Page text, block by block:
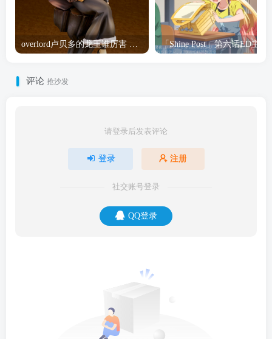
overlord卢贝多的龙王谁厉害 「Overlord」露普斯蕾琪娜·贝塔手办开订
评论 抢沙发
请登录后发表评论
登录 注册
社交账号登录
QQ登录